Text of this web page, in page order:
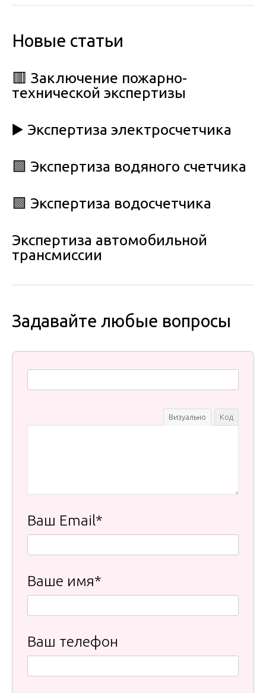
Новые статьи
🟥 Заключение пожарно-
технической экспертизы
▶️ Экспертиза электросчетчика
🟩 Экспертиза водяного счетчика
🟩 Экспертиза водосчетчика
Экспертиза автомобильной
трансмиссии
Задавайте любые вопросы
Визуально Код
Ваш Email*
Ваше имя*
Ваш телефон